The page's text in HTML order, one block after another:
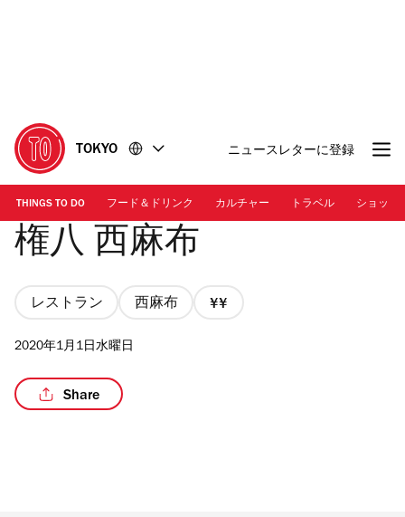
に
移
動
移
動
TOKYO ニュースレターに登録
THINGS TO DO フード＆ドリンク カルチャー トラベル ショッピ
権八 西麻布
レストラン 西麻布
価
2020年1月1日水曜日
Share